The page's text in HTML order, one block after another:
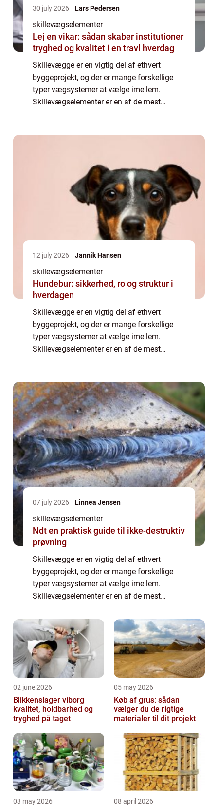
30 july 2026 Lars Pedersen
skillevægselementer
Lej en vikar: sådan skaber institutioner
tryghed og kvalitet i en travl hverdag
Skillevægge er en vigtig del af ethvert
byggeprojekt, og der er mange forskellige
typer vægsystemer at vælge imellem.
Skillevægselementer er en af de mest
12 july 2026 Jannik Hansen
skillevægselementer
Hundebur: sikkerhed, ro og struktur i
hverdagen
Skillevægge er en vigtig del af ethvert
byggeprojekt, og der er mange forskellige
typer vægsystemer at vælge imellem.
Skillevægselementer er en af de mest
07 july 2026 Linnea Jensen
skillevægselementer
Ndt en praktisk guide til ikke-destruktiv
prøvning
Skillevægge er en vigtig del af ethvert
byggeprojekt, og der er mange forskellige
typer vægsystemer at vælge imellem.
Skillevægselementer er en af de mest
med god gru...
02 june 2026
Blikkenslager viborg
kvalitet, holdbarhed og
tryghed på taget
05 may 2026
Køb af grus: sådan
vælger du de rigtige
materialer til dit projekt
03 may 2026 08 april 2026